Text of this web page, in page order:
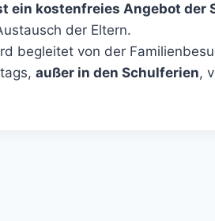
ein kostenfreies Angebot
der Eltern.
begleitet von der
außer in den Schulferien,